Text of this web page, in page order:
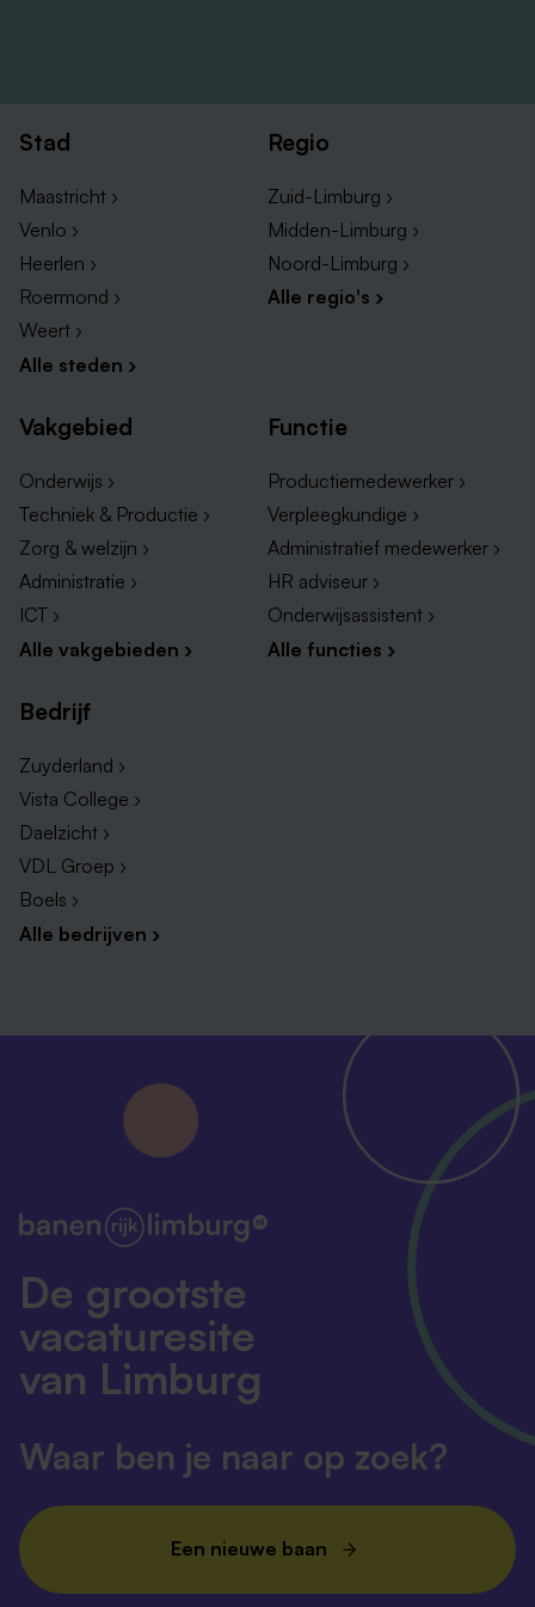
WhatsApp, bel of mail — we vertellen je graag hoe jij
Stad
Maastricht ›
Venlo ›
Heerlen ›
Roermond ›
Weert ›
Alle steden ›
Regio
Zuid-Limburg ›
Midden-Limburg ›
Noord-Limburg ›
Alle regio's ›
Vakgebied
Onderwijs ›
Techniek & Productie ›
Zorg & welzijn ›
Administratie ›
ICT ›
Alle vakgebieden ›
Functie
Productiemedewerker ›
Verpleegkundige ›
Administratief medewerker ›
HR adviseur ›
Onderwijsassistent ›
Alle functies ›
Bedrijf
Zuyderland ›
Vista College ›
Daelzicht ›
VDL Groep ›
Boels ›
Alle bedrijven ›
De grootste
vacaturesite
van Limburg
Waar ben je naar op zoek?
Een nieuwe baan